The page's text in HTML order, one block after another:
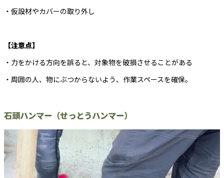
・仮設材やカバーの取り外し
【注意点】
・力をかける方向を誤ると、対象物を破損させることがある
・周囲の人、物にぶつからないよう、作業スペースを確保。
石頭ハンマー（せっとうハンマー）